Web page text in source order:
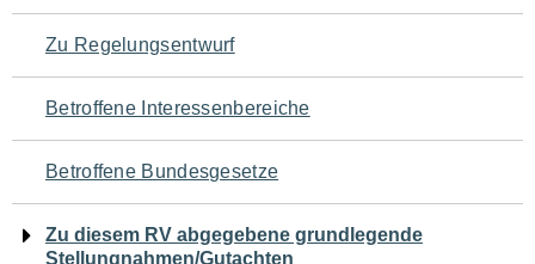
für
den
Seiteninhalt
Zu Regelungsentwurf
Betroffene Interessenbereiche
Betroffene Bundesgesetze
Zu diesem RV abgegebene grundlegende
Stellungnahmen/Gutachten